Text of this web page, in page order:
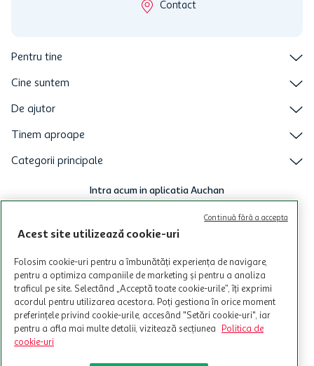
Contact
Pentru tine
Cine suntem
De ajutor
Tinem aproape
Categorii principale
Intra acum in aplicatia Auchan
Acest site utilizează cookie-uri
Folosim cookie-uri pentru a îmbunătăți experiența de navigare,
pentru a optimiza campaniile de marketing și pentru a analiza
traficul pe site. Selectând „Acceptă toate cookie-urile”, îți exprimi
acordul pentru utilizarea acestora. Poți gestiona în orice moment
preferințele privind cookie-urile, accesând "Setări cookie-uri", iar
pentru a afla mai multe detalii, vizitează secțiunea
Politica de
cookie-uri
Continuă fără a accepta